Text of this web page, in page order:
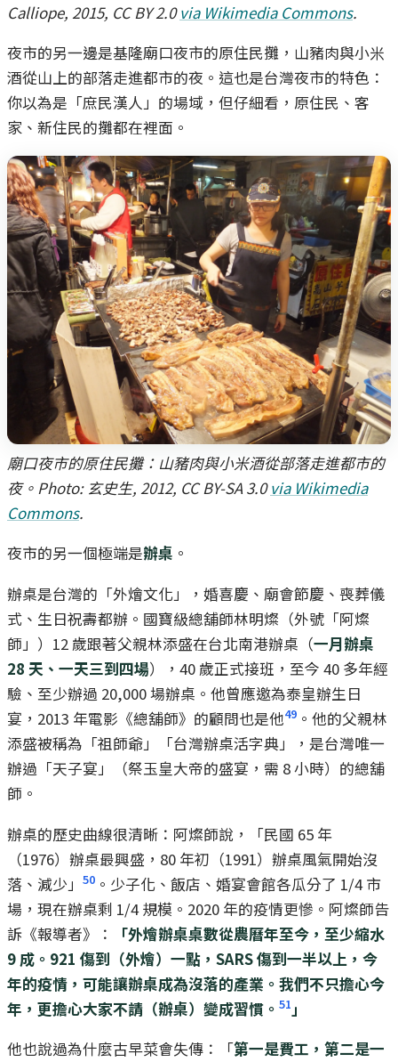
Calliope, 2015, CC BY 2.0via Wikimedia Commons.
夜市的另一邊是基隆廟口夜市的原住民攤，山豬肉與小米
酒從山上的部落走進都市的夜。這也是台灣夜市的特色：
你以為是「庶民漢人」的場域，但仔細看，原住民、客
家、新住民的攤都在裡面。
廟口夜市的原住民攤：山豬肉與小米酒從部落走進都市的
夜。Photo: 玄史生, 2012, CC BY-SA 3.0via Wikimedia
Commons.
夜市的另一個極端是辦桌 。
辦桌是台灣的「外燴文化」，婚喜慶、廟會節慶、喪葬儀
式、生日祝壽都辦。國寶級總舖師林明燦（外號「阿燦
師」）12 歲跟著父親林添盛在台北南港辦桌（一月辦桌
28 天、一天三到四場），40 歲正式接班，至今 40 多年經
驗、至少辦過 20,000 場辦桌。他曾應邀為泰皇辦生日
宴，2013 年電影《總舖師》的顧問也是他49 。他的父親林
添盛被稱為「祖師爺」「台灣辦桌活字典」，是台灣唯一
辦過「天子宴」（祭玉皇大帝的盛宴，需 8 小時）的總舖
師。
辦桌的歷史曲線很清晰：阿燦師說，「民國 65 年
（1976）辦桌最興盛，80 年初（1991）辦桌風氣開始沒
落、減少」 50 。少子化、飯店、婚宴會館各瓜分了 1/4 市
場，現在辦桌剩 1/4 規模。2020 年的疫情更慘。阿燦師告
訴《報導者》：
「外燴辦桌桌數從農曆年至今，至少縮水
9 成。921 傷到（外燴）一點，SARS 傷到一半以上，今
年的疫情，可能讓辦桌成為沒落的產業。我們不只擔心今
年，更擔心大家不請（辦桌）變成習慣。 51 」
他也說過為什麼古早菜會失傳：「第一是費工，第二是一